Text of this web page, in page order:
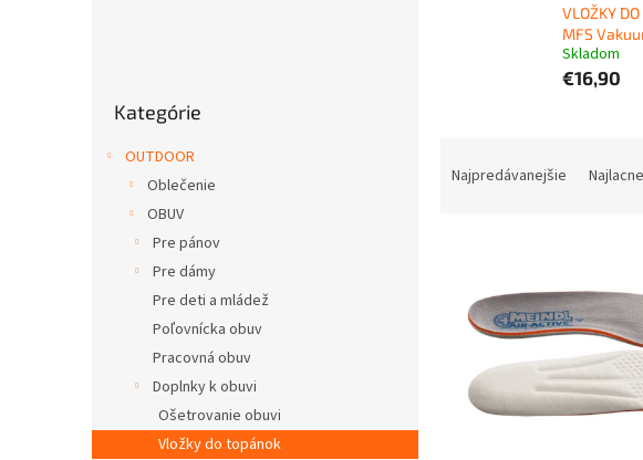
kategórie
Kategórie
OUTDOOR
Oblečenie
OBUV
Pre pánov
Pre dámy
Pre deti a mládež
Poľovnícka obuv
Pracovná obuv
Doplnky k obuvi
Ošetrovanie obuvi
Vložky do topánok
VLOŽKY
MFS
Skladom
€16,90
Najpredávanejšie